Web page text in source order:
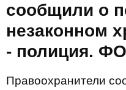
сообщили о
незаконном
- полиция.
Правоохранители